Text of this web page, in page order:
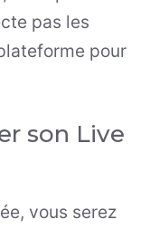
pas les
pour
son Live
vous serez